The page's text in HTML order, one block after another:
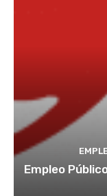
Empleo